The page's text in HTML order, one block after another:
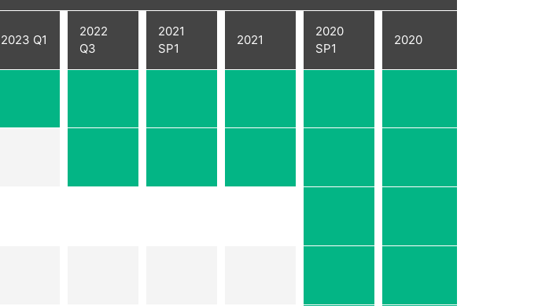
2023 Q1
2022
Q3
2021
SP1
2021
2020
SP1
2020